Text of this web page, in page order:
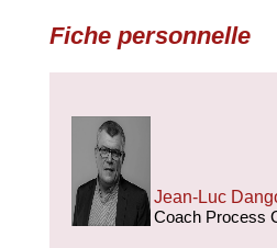
Fiche personnelle
Jean-Luc
Coach Process